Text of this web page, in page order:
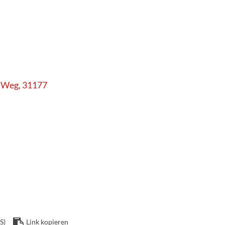
31177
Link kopieren